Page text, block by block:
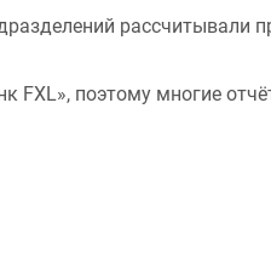
FXL», поэтому многие